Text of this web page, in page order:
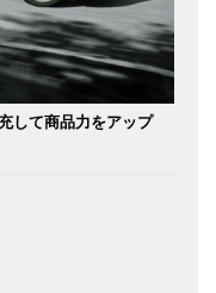
して商品力をアップ